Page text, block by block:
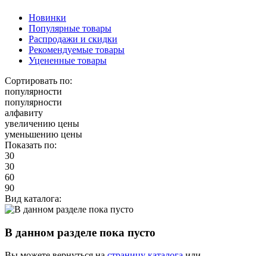
Новинки
Популярные товары
Распродажи и скидки
Рекомендуемые товары
Уцененные товары
Сортировать по:
популярности
популярности
алфавиту
увеличению цены
уменьшению цены
Показать по:
30
30
60
90
Вид каталога:
В данном разделе пока пусто